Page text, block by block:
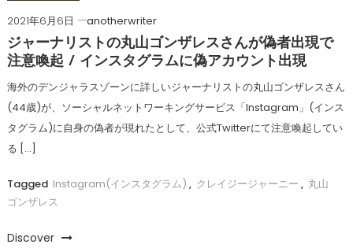
2021年6月6日
anotherwriter
ジャーナリストの丸山ゴンザレスさんが偽者出現で
注意喚起 / インスタグラムに偽アカウント出現
海外のデンジャラスゾーンに詳しいジャーナリストの丸山ゴンザレスさん
(44歳)が、ソーシャルネットワーキングサービス「Instagram」(インス
タグラム)に自身の偽者が現れたとして、公式Twitterにて注意喚起してい
る […]
Tagged Instagram(インスタグラム) , クレイジージャーニー , 丸山
ゴンザレス
Discover